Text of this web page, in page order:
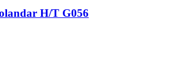
H/T G056